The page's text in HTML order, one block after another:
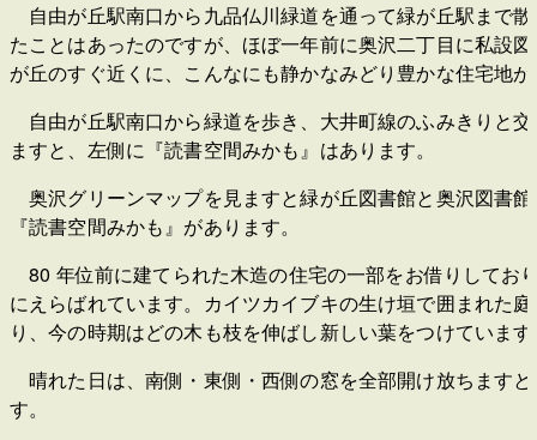
自由が丘駅南口から九品仏川緑道を通って緑が丘駅まで
たことはあったのですが、ほぼ一年前に奥沢二丁目に私設
が丘のすぐ近くに、こんなにも静かなみどり豊かな住宅地
自由が丘駅南口から緑道を歩き、大井町線のふみきりと
ますと、左側に『読書空間みかも』はあります。
奥沢グリーンマップを見ますと緑が丘図書館と奥沢図書
『読書空間みかも』があります。
80 年位前に建てられた木造の住宅の一部をお借りしてお
にえらばれています。カイツカイブキの生け垣で囲まれた
り、今の時期はどの木も枝を伸ばし新しい葉をつけていま
晴れた日は、南側・東側・西側の窓を全部開け放ちます
す。